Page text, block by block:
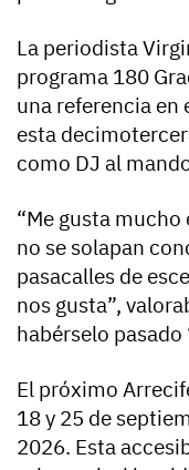
La periodista
programa 180
una referencia en
esta
como DJ al
“Me gusta
no se solapan
pasacalles de
nos gusta”,
habérselo pasado
El próximo
18 y 25 de
2026. Esta